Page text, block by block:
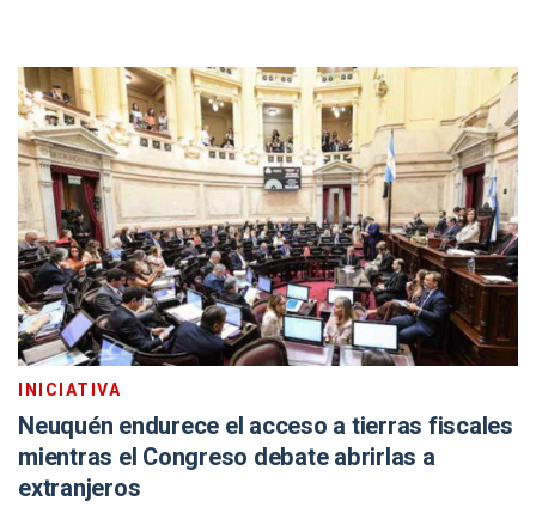
INICIATIVA
Neuquén endurece el acceso a tierras fiscales
mientras el Congreso debate abrirlas a
extranjeros